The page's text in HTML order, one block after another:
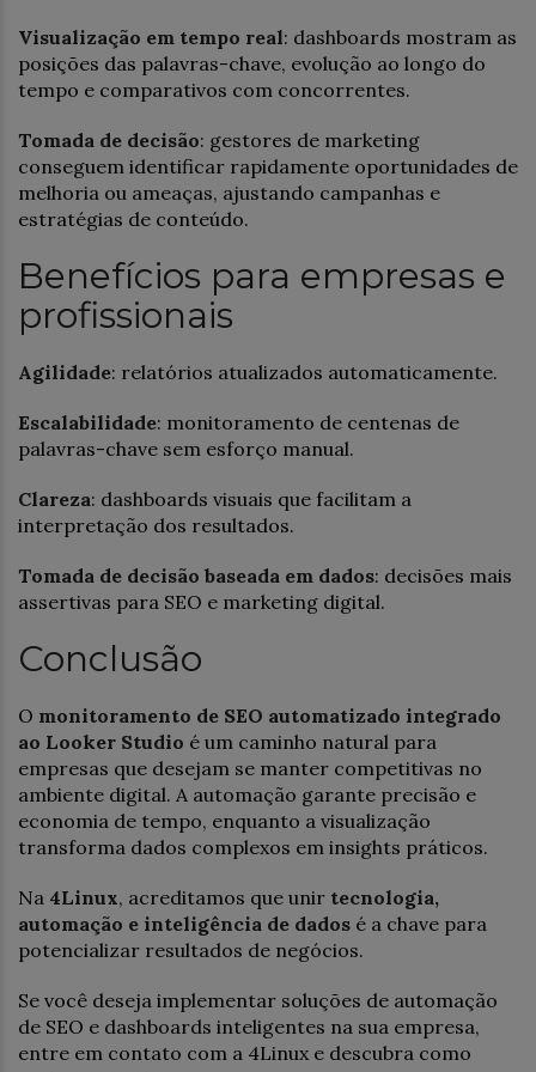
Visualização em tempo real: dashboards mostram as
posições das palavras-chave, evolução ao longo do
tempo e comparativos com concorrentes.
Tomada de decisão: gestores de marketing
conseguem identificar rapidamente oportunidades de
melhoria ou ameaças, ajustando campanhas e
estratégias de conteúdo.
Benefícios para empresas e
profissionais
Agilidade: relatórios atualizados automaticamente.
Escalabilidade: monitoramento de centenas de
palavras-chave sem esforço manual.
Clareza: dashboards visuais que facilitam a
interpretação dos resultados.
Tomada de decisão baseada em dados: decisões mais
assertivas para SEO e marketing digital.
Conclusão
O monitoramento de SEO automatizado integrado
ao Looker Studio é um caminho natural para
empresas que desejam se manter competitivas no
ambiente digital. A automação garante precisão e
economia de tempo, enquanto a visualização
transforma dados complexos em insights práticos.
Na 4Linux, acreditamos que unir tecnologia,
automação e inteligência de dados é a chave para
potencializar resultados de negócios.
Se você deseja implementar soluções de automação
de SEO e dashboards inteligentes na sua empresa,
entre em contato com a 4Linux e descubra como